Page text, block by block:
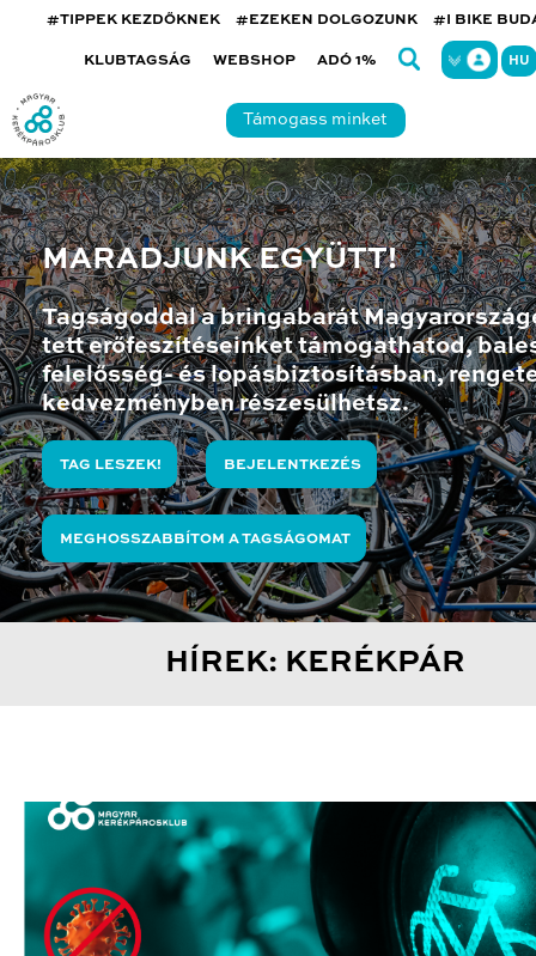
#TIPPEK KEZDŐKNEK #EZEKEN DOLGOZUNK #I BIKE
KLUBTAGSÁG WEBSHOP ADÓ 1% HU
Támogass minket
MARADJUNK EGYÜTT!
Tagságoddal a bringabarát
tett erőfeszítéseinket támogathatod,
felelősség- és lopásbiztosításban,
kedvezményben részesülhetsz.
TAG LESZEK! BEJELENTKEZÉS
MEGHOSSZABBÍTOM A TAGSÁGOMAT
HÍREK: KERÉKPÁR